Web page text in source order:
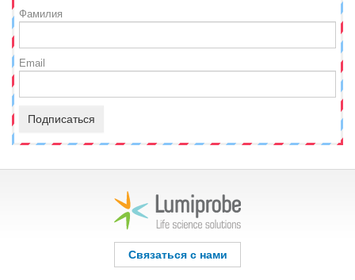
Фамилия
Email
Подписаться
Связаться с нами